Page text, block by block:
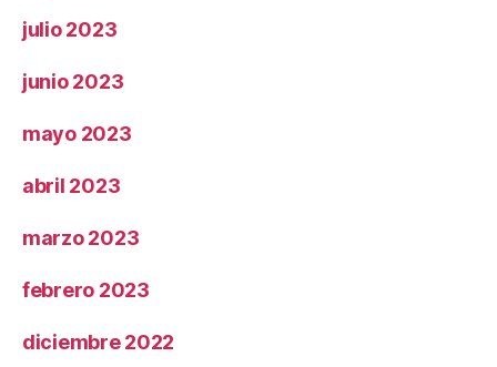
julio 2023
junio 2023
mayo 2023
abril 2023
marzo 2023
febrero 2023
diciembre 2022